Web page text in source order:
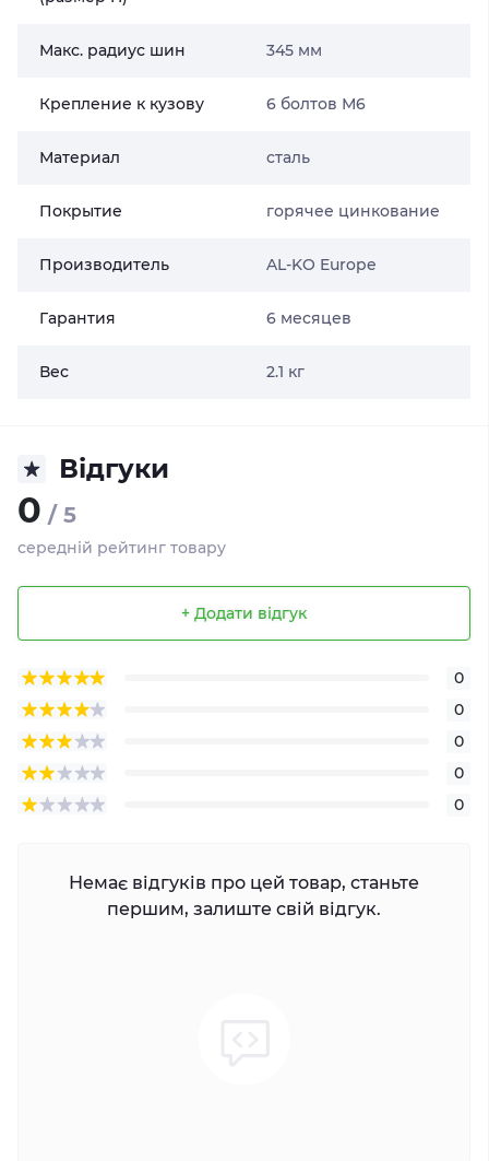
Макс. радиус шин 345 мм
Крепление к кузову 6 болтов М6
Материал сталь
Покрытие горячее цинкование
Производитель AL-KO Europe
Гарантия 6 месяцев
Вес 2.1 кг
Відгуки
0 / 5
середній рейтинг товару
+ Додати відгук
0
0
0
0
0
Немає відгуків про цей товар, станьте
першим, залиште свій відгук.